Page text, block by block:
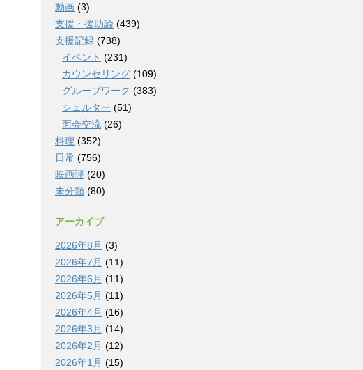
動画 (3)
支援・援助論 (439)
支援記録 (738)
イベント (231)
カウンセリング (109)
グループワーク (383)
シェルター (51)
面会交流 (26)
料理 (352)
日常 (756)
映画評 (20)
未分類 (80)
アーカイブ
2026年8月 (3)
2026年7月 (11)
2026年6月 (11)
2026年5月 (11)
2026年4月 (16)
2026年3月 (14)
2026年2月 (12)
2026年1月 (15)